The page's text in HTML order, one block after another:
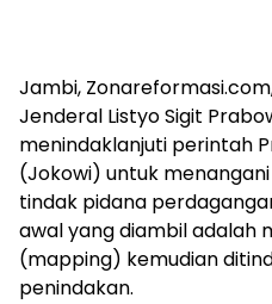
Jambi,
Jenderal Listyo Sigit
menindaklanjuti perintah
(Jokowi) untuk
tindak pidana
awal yang diambil adalah
(mapping) kemudian
penindakan.